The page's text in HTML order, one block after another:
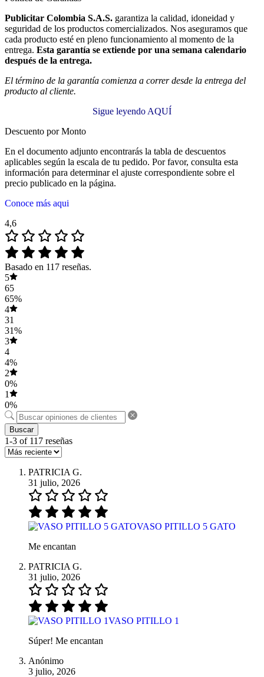
Publicitar Colombia S.A.S. garantiza la calidad, idoneidad y
seguridad de los productos comercializados. Nos aseguramos que
cada producto esté en pleno funcionamiento al momento de la
entrega. Esta garantía se extiende por una semana calendario
después de la entrega.
El término de la garantía comienza a correr desde la entrega del
producto al cliente.
Sigue leyendo AQUÍ
Descuento por Monto
En el documento adjunto encontrarás la tabla de descuentos
aplicables según la escala de tu pedido. Por favor, consulta esta
información para determinar el ajuste correspondiente sobre el
precio publicado en la página.
Conoce más aqui
4,6
Basado en 117 reseñas.
5
65
65%
4
31
31%
3
4
4%
2
0%
1
0%
Buscar
1-3 of 117 reseñas
PATRICIA G.
31 julio, 2026
VASO PITILLO 5 GATO
Me encantan
PATRICIA G.
31 julio, 2026
VASO PITILLO 1
Súper! Me encantan
Anónimo
3 julio, 2026